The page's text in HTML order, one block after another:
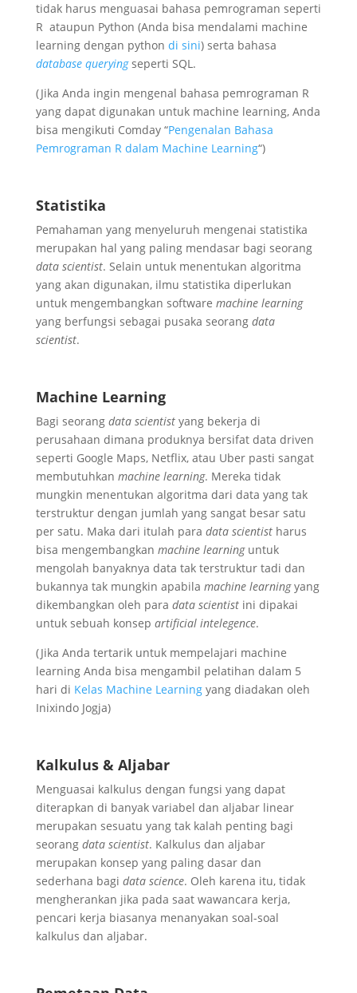
tidak harus menguasai bahasa pemrograman seperti
R ataupun Python (Anda bisa mendalami machine
learning dengan python di sini) serta bahasa
database queryingseperti SQL.
(Jika Anda ingin mengenal bahasa pemrograman R
yang dapat digunakan untuk machine learning, Anda
bisa mengikuti Comday “Pengenalan Bahasa
Pemrograman R dalam Machine Learning“)
Statistika
Pemahaman yang menyeluruh mengenai statistika
merupakan hal yang paling mendasar bagi seorang
data scientist. Selain untuk menentukan algoritma
yang akan digunakan, ilmu statistika diperlukan
untuk mengembangkan software machine learning
yang berfungsi sebagai pusaka seorang data
scientist.
Machine Learning
Bagi seorang data scientistyang bekerja di
perusahaan dimana produknya bersifat data driven
seperti Google Maps, Netflix, atau Uber pasti sangat
membutuhkan machine learning. Mereka tidak
mungkin menentukan algoritma dari data yang tak
terstruktur dengan jumlah yang sangat besar satu
per satu. Maka dari itulah para data scientistharus
bisa mengembangkan machine learninguntuk
mengolah banyaknya data tak terstruktur tadi dan
bukannya tak mungkin apabila machine learningyang
dikembangkan oleh para data scientistini dipakai
untuk sebuah konsep artificial intelegence.
(Jika Anda tertarik untuk mempelajari machine
learning Anda bisa mengambil pelatihan dalam 5
hari di Kelas Machine Learningyang diadakan oleh
Inixindo Jogja)
Kalkulus & Aljabar
Menguasai kalkulus dengan fungsi yang dapat
diterapkan di banyak variabel dan aljabar linear
merupakan sesuatu yang tak kalah penting bagi
seorang data scientist. Kalkulus dan aljabar
merupakan konsep yang paling dasar dan
sederhana bagi data science. Oleh karena itu, tidak
mengherankan jika pada saat wawancara kerja,
pencari kerja biasanya menanyakan soal-soal
kalkulus dan aljabar.